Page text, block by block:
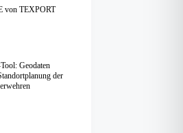
von TEXPORT
Geodaten
der